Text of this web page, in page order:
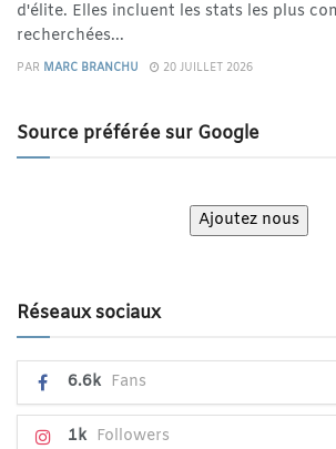
d'élite. Elles incluent les stats les plus
recherchées...
PAR MARC BRANCHU 20 JUILLET 2026
Source préférée sur Google
Ajoutez nous
Réseaux sociaux
6.6k Fans
1k Followers